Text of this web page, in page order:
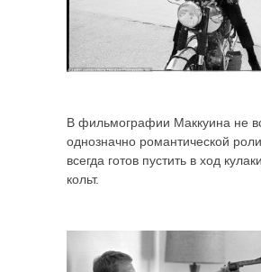
В фильмографии Маккуина не
однозначно романтической
всегда готов пустить в ход
кольт.